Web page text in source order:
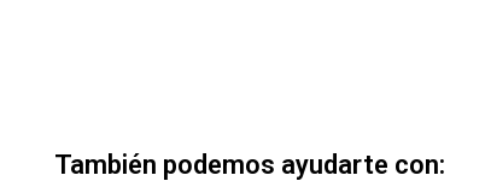
También podemos ayudarte con: